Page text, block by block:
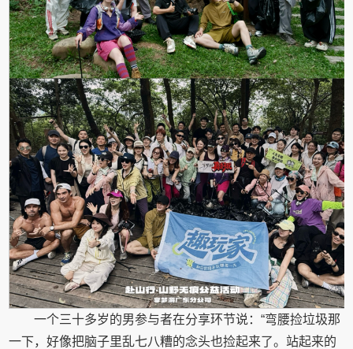
一个三十多岁的男参与者在分享环节说：“弯腰捡垃圾那
一下，好像把脑子里乱七八糟的念头也捡起来了。站起来的